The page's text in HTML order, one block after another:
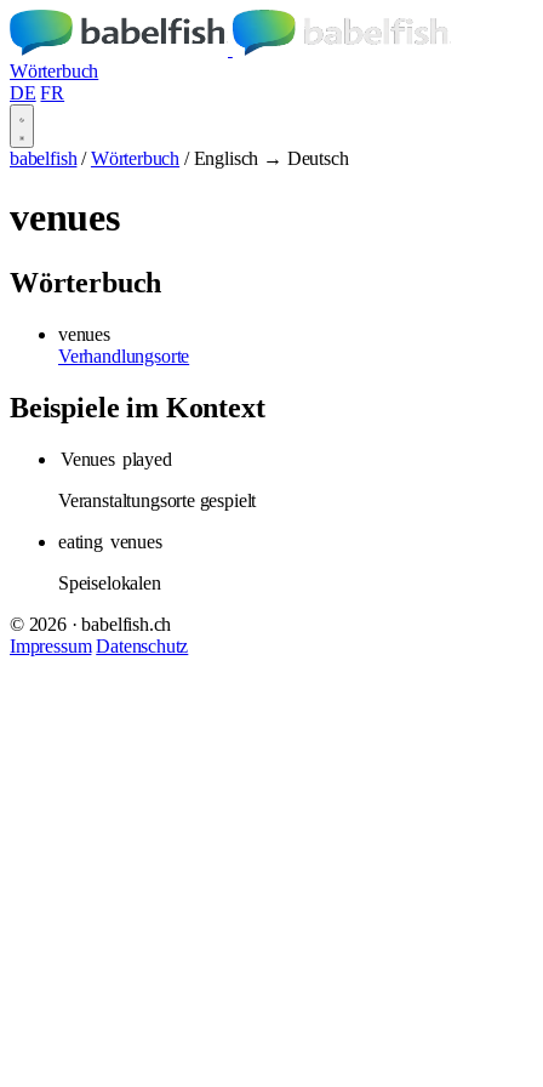
Wörterbuch
DE FR
babelfish / Wörterbuch / Englisch → Deutsch
venues
Wörterbuch
venues
Verhandlungsorte
Beispiele im Kontext
Venues played
Veranstaltungsorte gespielt
eating venues
Speiselokalen
© 2026 · babelfish.ch
Impressum Datenschutz